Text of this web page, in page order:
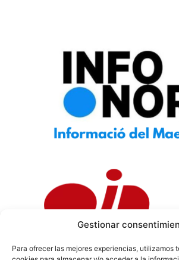
Gestionar
Para ofrecer las mejores experiencias, utilizamos